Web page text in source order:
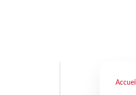
Accueil